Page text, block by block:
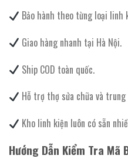
Bảo hành theo từng loại linh
Giao hàng nhanh tại Hà Nội.
Ship COD toàn quốc.
Hỗ trợ thợ sửa chữa và
Kho linh kiện luôn có sẵn
Hướng Dẫn Kiểm Tra Mã